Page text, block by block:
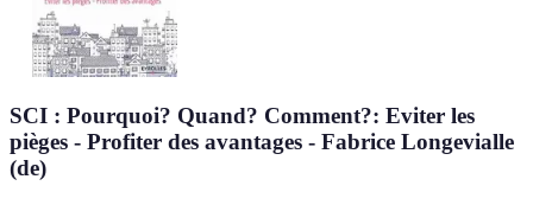
SCI : Pourquoi? Quand? Comment?: Eviter les
pièges - Profiter des avantages - Fabrice Longevialle
(de)